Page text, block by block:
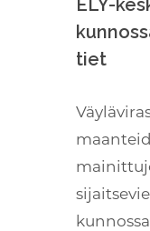
ELY-
tiet